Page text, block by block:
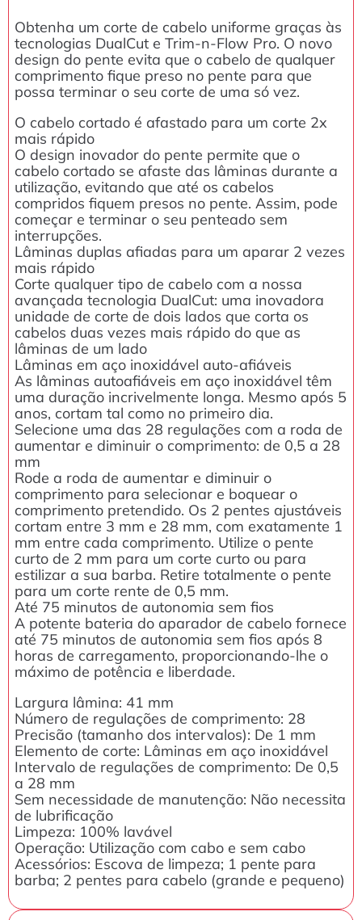
Obtenha um corte de cabelo uniforme graças às
tecnologias DualCut e Trim-n-Flow Pro. O novo
design do pente evita que o cabelo de qualquer
comprimento fique preso no pente para que
possa terminar o seu corte de uma só vez.
O cabelo cortado é afastado para um corte 2x
mais rápido
O design inovador do pente permite que o
cabelo cortado se afaste das lâminas durante a
utilização, evitando que até os cabelos
compridos fiquem presos no pente. Assim, pode
começar e terminar o seu penteado sem
interrupções.
Lâminas duplas afiadas para um aparar 2 vezes
mais rápido
Corte qualquer tipo de cabelo com a nossa
avançada tecnologia DualCut: uma inovadora
unidade de corte de dois lados que corta os
cabelos duas vezes mais rápido do que as
lâminas de um lado
Lâminas em aço inoxidável auto-afiáveis
As lâminas autoafiáveis em aço inoxidável têm
uma duração incrivelmente longa. Mesmo após 5
anos, cortam tal como no primeiro dia.
Selecione uma das 28 regulações com a roda de
aumentar e diminuir o comprimento: de 0,5 a 28
mm
Rode a roda de aumentar e diminuir o
comprimento para selecionar e boquear o
comprimento pretendido. Os 2 pentes ajustáveis
cortam entre 3 mm e 28 mm, com exatamente 1
mm entre cada comprimento. Utilize o pente
curto de 2 mm para um corte curto ou para
estilizar a sua barba. Retire totalmente o pente
para um corte rente de 0,5 mm.
Até 75 minutos de autonomia sem fios
A potente bateria do aparador de cabelo fornece
até 75 minutos de autonomia sem fios após 8
horas de carregamento, proporcionando-lhe o
máximo de potência e liberdade.
Largura lâmina: 41 mm
Número de regulações de comprimento: 28
Precisão (tamanho dos intervalos): De 1 mm
Elemento de corte: Lâminas em aço inoxidável
Intervalo de regulações de comprimento: De 0,5
a 28 mm
Sem necessidade de manutenção: Não necessita
de lubrificação
Limpeza: 100% lavável
Operação: Utilização com cabo e sem cabo
Acessórios: Escova de limpeza; 1 pente para
barba; 2 pentes para cabelo (grande e pequeno)